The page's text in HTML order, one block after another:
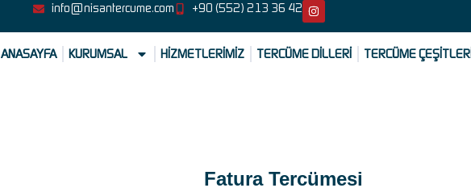
info@nisantercume.com +90 (552) 213 36 42
ANASAYFA KURUMSAL HİZMETLERİMİZ TERCÜME DİLLERİ TERCÜME ÇEŞİTLERİ
Fatura Tercümesi